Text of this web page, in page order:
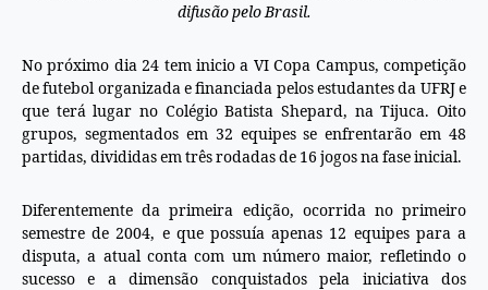
difusão pelo Brasil.
No próximo dia 24 tem inicio a VI Copa Campus, competição
de futebol organizada e financiada pelos estudantes da UFRJ e
que terá lugar no Colégio Batista Shepard, na Tijuca. Oito
grupos, segmentados em 32 equipes se enfrentarão em 48
partidas, divididas em três rodadas de 16 jogos na fase inicial.
Diferentemente da primeira edição, ocorrida no primeiro
semestre de 2004, e que possuía apenas 12 equipes para a
disputa, a atual conta com um número maior, refletindo o
sucesso e a dimensão conquistados pela iniciativa dos